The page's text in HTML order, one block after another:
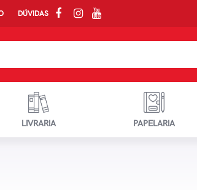
DÚVIDAS
LIVRARIA PAPELARIA